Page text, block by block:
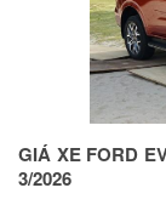
GIÁ XE FORD
3/2026